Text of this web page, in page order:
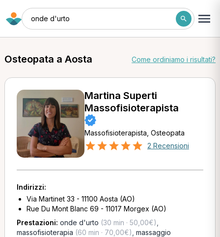
onde d'urto
Osteopata a Aosta Come ordiniamo i risultati?
Martina Superti
Massofisioterapista
Massofisioterapista, Osteopata
2 Recensioni
Indirizzi:
Via Martinet 33 - 11100 Aosta (AO)
Rue Du Mont Blanc 69 - 11017 Morgex (AO)
Prestazioni: onde d'urto (30 min · 50,00€)
massofisioterapia (60 min · 70,00€) massaggio